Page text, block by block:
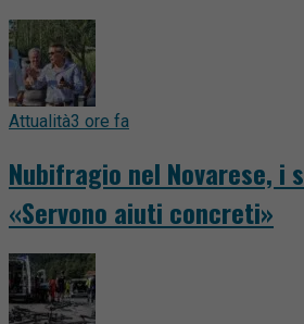
Attualità3 ore fa
Nubifragio nel Novarese, i
«Servono aiuti concreti»